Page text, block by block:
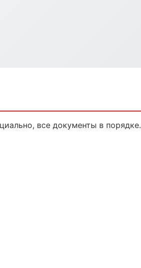
все документы в порядке.